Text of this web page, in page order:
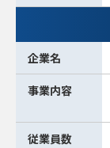
企業名
事業内容
従業員数